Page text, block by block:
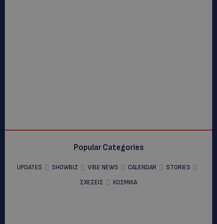
Popular Categories
UPDATES SHOWBIZ VIBE NEWS CALENDAR
STORIES
ΣΧΕΣΕΙΣ
ΚΟΣΜΙΚΑ